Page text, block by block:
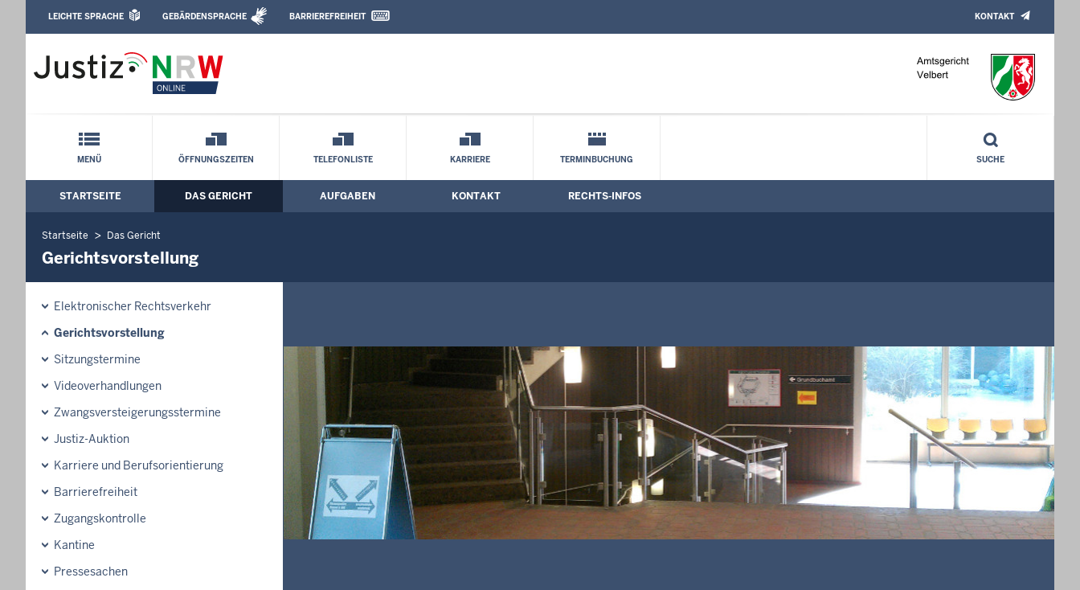
Amtsgericht Velbert: Gerichtsvorstellung
Leichte Sprache, Gebärdensprachenvideo und Kontaktformular
LEICHTE SPRACHE GEBÄRDENSPRACHE BARRIEREFREIHEIT KONTAKT
Schnellnavigation mit Volltext-Suche
MENÜ ÖFFNUNGSZEITEN TELEFONLISTE KARRIERE TERMINBUCHUNG SUCHE
Hauptmenü: Hauptnavigation
STARTSEITE DAS GERICHT AUFGABEN KONTAKT RECHTS-INFOS
Startseite Das Gericht
Gerichtsvorstellung
Elektronischer Rechtsverkehr
Gerichtsvorstellung
Sitzungstermine
Videoverhandlungen
Zwangsversteigerungsstermine
Justiz-Auktion
Karriere und Berufsorientierung
Barrierefreiheit
Zugangskontrolle
Kantine
Pressesachen